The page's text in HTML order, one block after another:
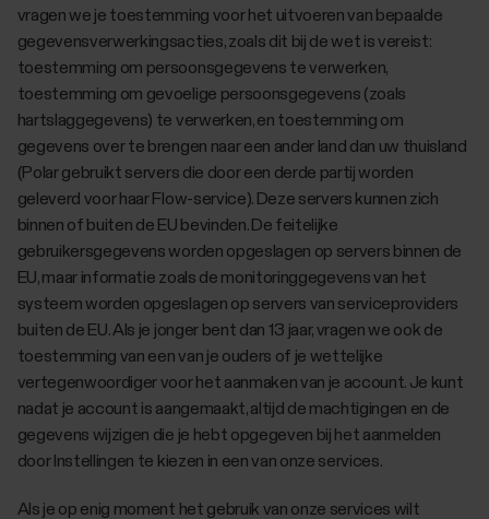
vragen we je toestemming voor het uitvoeren van bepaalde
gegevensverwerkingsacties, zoals dit bij de wet is vereist:
toestemming om persoonsgegevens te verwerken,
toestemming om gevoelige persoonsgegevens (zoals
hartslaggegevens) te verwerken, en toestemming om
gegevens over te brengen naar een ander land dan uw thuisland
(Polar gebruikt servers die door een derde partij worden
geleverd voor haar Flow-service). Deze servers kunnen zich
binnen of buiten de EU bevinden. De feitelijke
gebruikersgegevens worden opgeslagen op servers binnen de
EU, maar informatie zoals de monitoringgegevens van het
systeem worden opgeslagen op servers van serviceproviders
buiten de EU. Als je jonger bent dan 13 jaar, vragen we ook de
toestemming van een van je ouders of je wettelijke
vertegenwoordiger voor het aanmaken van je account. Je kunt
nadat je account is aangemaakt, altijd de machtigingen en de
gegevens wijzigen die je hebt opgegeven bij het aanmelden
door Instellingen te kiezen in een van onze services.
Als je op enig moment het gebruik van onze services wilt